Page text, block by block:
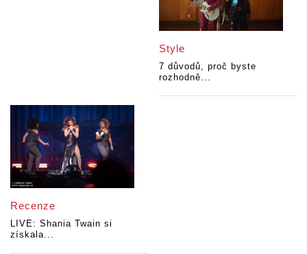
Style
7 důvodů, proč byste
rozhodně...
Recenze
LIVE: Shania Twain si
získala...